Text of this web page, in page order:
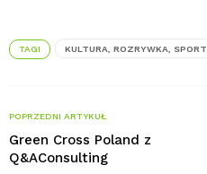
TAGI KULTURA, ROZRYWKA, SPORT
POPRZEDNI ARTYKUŁ
Green Cross Poland z
Q&AConsulting